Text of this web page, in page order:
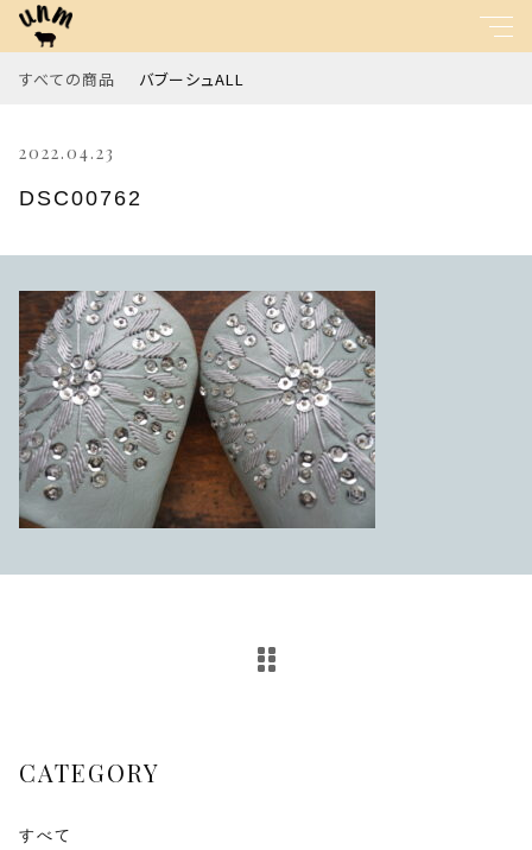
すべての商品 バブーシュALL
2022.04.23
DSC00762
CATEGORY
すべて
親カテゴリ
子カテゴリ
価格帯
～
並び順
セール